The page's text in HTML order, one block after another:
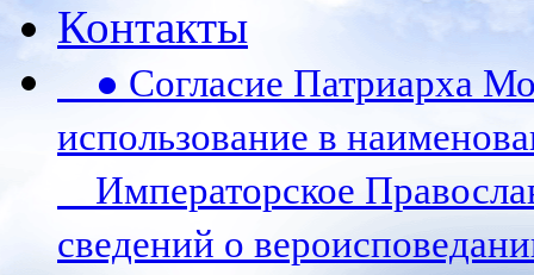
Контакты
● Согласие Патриарха
использование в
Императорское
сведений о